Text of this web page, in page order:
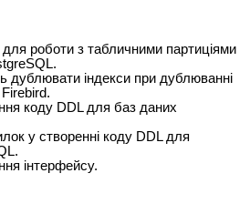
роботи з табличними партиціями
дублювати індекси при дублюванні
Firebird.
коду DDL для баз даних
у створенні коду DDL для
інтерфейсу.